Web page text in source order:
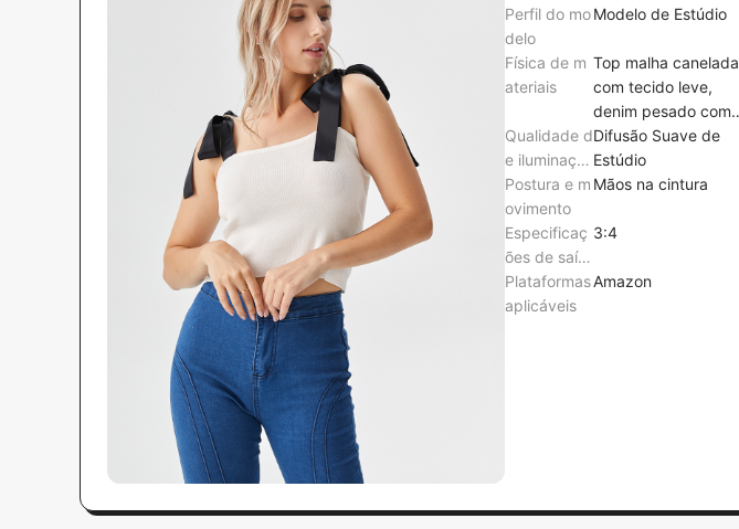
Perfil do mo
delo
Modelo de Estúdio
Física de m
ateriais
Top malha canelada
com tecido leve,
denim pesado com
estrutura rígida
Qualidade d
e iluminaçã
o
Difusão Suave de
Estúdio
Postura e m
ovimento
Mãos na cintura
Especificaç
ões de saíd
a
3:4
Plataformas
aplicáveis
Amazon